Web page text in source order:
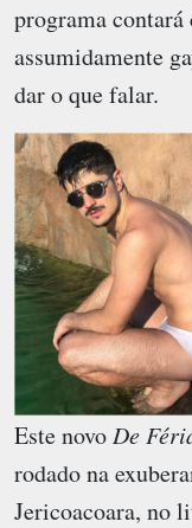
programa
assumidamente
dar o que falar.
Este novo De
rodado na
Jericoacoara, no